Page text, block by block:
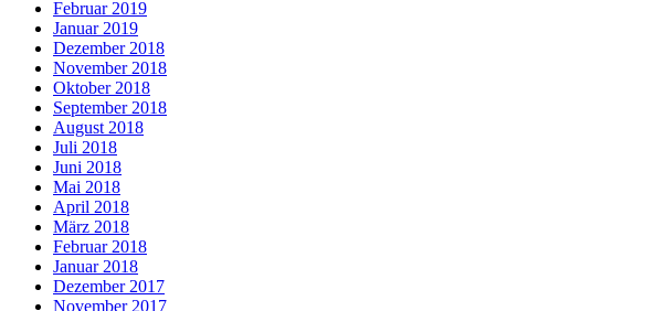
Februar 2019
Januar 2019
Dezember 2018
November 2018
Oktober 2018
September 2018
August 2018
Juli 2018
Juni 2018
Mai 2018
April 2018
März 2018
Februar 2018
Januar 2018
Dezember 2017
November 2017